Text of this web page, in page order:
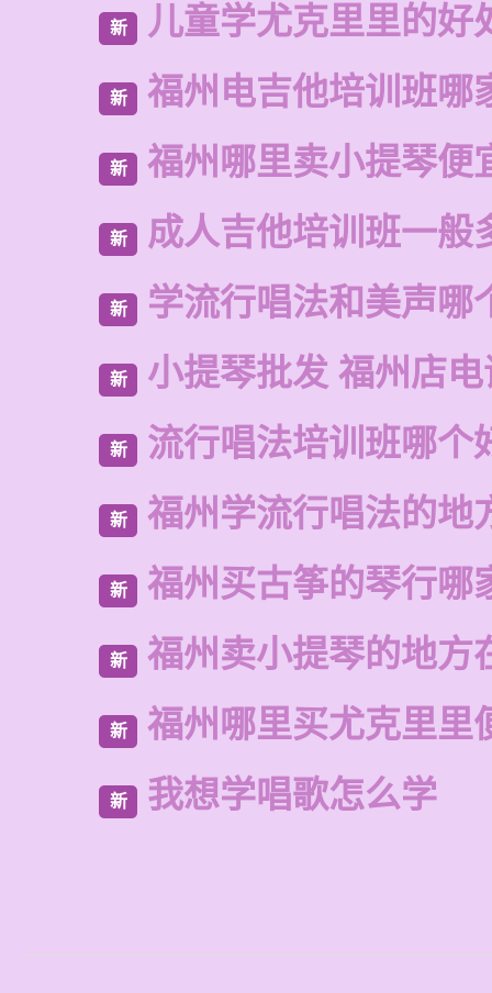
新 儿童学尤克里里的好
新 福州电吉他培训班哪
新 福州哪里卖小提琴便
新 成人吉他培训班一般
新 学流行唱法和美声哪
新 小提琴批发 福州店
新 流行唱法培训班哪个
新 福州学流行唱法的地
新 福州买古筝的琴行哪
新 福州卖小提琴的地方
新 福州哪里买尤克里里
新 我想学唱歌怎么学